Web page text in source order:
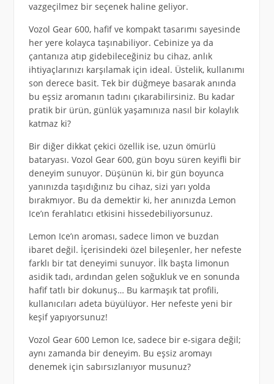
vazgeçilmez bir seçenek haline geliyor.
Vozol Gear 600, hafif ve kompakt tasarımı sayesinde
her yere kolayca taşınabiliyor. Cebinize ya da
çantanıza atıp gidebileceğiniz bu cihaz, anlık
ihtiyaçlarınızı karşılamak için ideal. Üstelik, kullanımı
son derece basit. Tek bir düğmeye basarak anında
bu eşsiz aromanın tadını çıkarabilirsiniz. Bu kadar
pratik bir ürün, günlük yaşamınıza nasıl bir kolaylık
katmaz ki?
Bir diğer dikkat çekici özellik ise, uzun ömürlü
bataryası. Vozol Gear 600, gün boyu süren keyifli bir
deneyim sunuyor. Düşünün ki, bir gün boyunca
yanınızda taşıdığınız bu cihaz, sizi yarı yolda
bırakmıyor. Bu da demektir ki, her anınızda Lemon
Ice’ın ferahlatıcı etkisini hissedebiliyorsunuz.
Lemon Ice’ın aroması, sadece limon ve buzdan
ibaret değil. İçerisindeki özel bileşenler, her nefeste
farklı bir tat deneyimi sunuyor. İlk başta limonun
asidik tadı, ardından gelen soğukluk ve en sonunda
hafif tatlı bir dokunuş… Bu karmaşık tat profili,
kullanıcıları adeta büyülüyor. Her nefeste yeni bir
keşif yapıyorsunuz!
Vozol Gear 600 Lemon Ice, sadece bir e-sigara değil;
aynı zamanda bir deneyim. Bu eşsiz aromayı
denemek için sabırsızlanıyor musunuz?